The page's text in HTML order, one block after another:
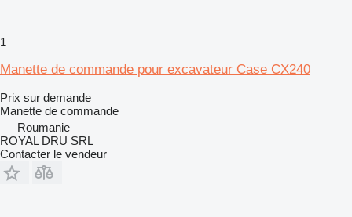
1
Manette de commande pour excavateur Case CX240
Prix sur demande
Manette de commande
Roumanie
ROYAL DRU SRL
Contacter le vendeur